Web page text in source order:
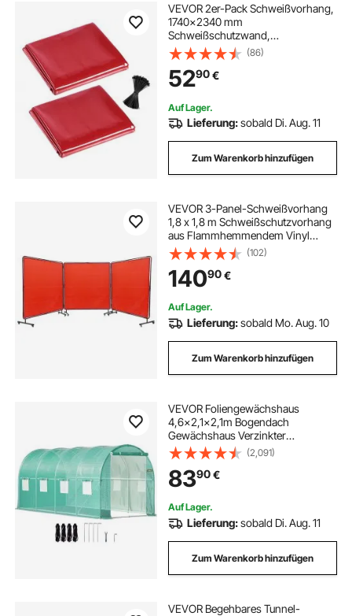
kinder hängehöhle grün
sichtschutz garten grün
VEVOR 2er-Pack Schweißvorhang,
1740x2340 mm
Schweißschutzwand,
flammhemmende Vinyl-
Schweißschutzwand mit 6-
stufigem UV-Schutz für
Werkstatt-/Industrieeinsatz, Rot
(Ohne Rahmen)
(86)
5290€
Auf Lager.
Lieferung:sobald Di. Aug. 11
Zum Warenkorb hinzufügen
VEVOR 3-Panel-Schweißvorhang
1,8 x 1,8 m Schweißschutzvorhang
aus Flammhemmendem Vinyl
Schweißschutzwand mit 12
Schwenkrädern und einem 6-
stufigen UV-Schutz
Schweißerdecke Schweißschutz
Rot
(102)
14090€
Auf Lager.
Lieferung:sobald Mo. Aug. 10
Zum Warenkorb hinzufügen
VEVOR Foliengewächshaus
4,6x2,1x2,1m Bogendach
Gewächshaus Verzinkter
Stahlrahmen PE Abdeckung
Frühbeet Treibhaus Wasserdicht
UV-Beständig Grün Mobiler
Folientunnel Ideal für Anbau von
Gemüse Blumen
(2,091)
8390€
Auf Lager.
Lieferung:sobald Di. Aug. 11
Zum Warenkorb hinzufügen
VEVOR Begehbares Tunnel-